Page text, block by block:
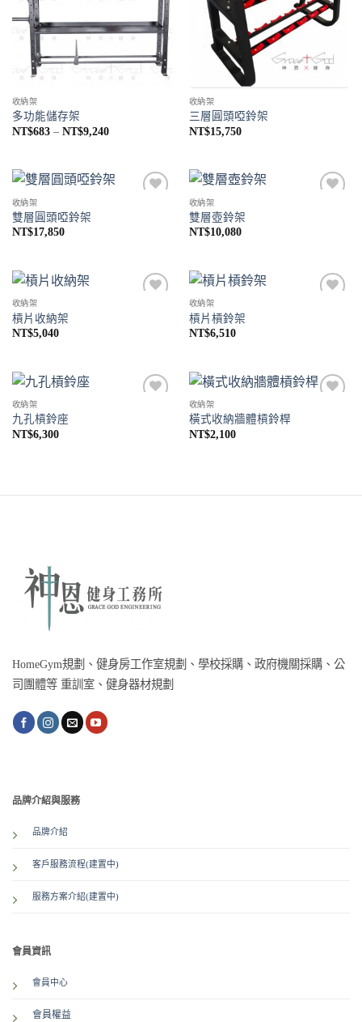
收納架
多功能儲存架
NT$683 – NT$9,240價
NT$683
到
NT$9,240
收納架
三層圓頭啞鈴架
NT$15,750
收納架
雙層圓頭啞鈴架
NT$17,850
收納架
雙層壺鈴架
NT$10,080
收納架
槓片收納架
NT$5,040
收納架
槓片槓鈴架
NT$6,510
收納架
九孔槓鈴座
NT$6,300
收納架
橫式收納牆體槓鈴桿
NT$2,100
HomeGym規劃、健身房工作室規劃、學校採購、政府機關採購、公
司團體等 重訓室、健身器材規劃
品牌介紹與服務
品牌介紹
客戶服務流程(建置中)
服務方案介紹(建置中)
會員資訊
會員中心
會員權益